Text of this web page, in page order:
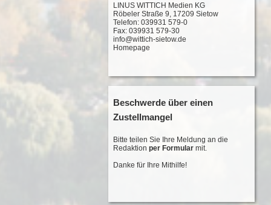
LINUS WITTICH Medien KG
Röbeler Straße 9, 17209 Sietow
Telefon: 039931 579-0
Fax: 039931 579-30
info@wittich-sietow.de
Homepage
Beschwerde über einen
Zustellmangel
Bitte teilen Sie Ihre Meldung an die
Redaktionper Formular mit.
Danke für Ihre Mithilfe!